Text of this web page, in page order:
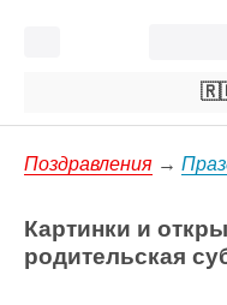
Поздравления →
Картинки и
родительская